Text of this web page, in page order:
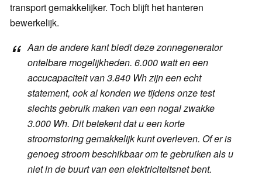
transport gemakkelijker. Toch blijft het hanteren
bewerkelijk.
Aan de andere kant biedt deze zonnegenerator
ontelbare mogelijkheden. 6.000 watt en een
accucapaciteit van 3.840 Wh zijn een echt
statement, ook al konden we tijdens onze test
slechts gebruik maken van een nogal zwakke
3.000 Wh. Dit betekent dat u een korte
stroomstoring gemakkelijk kunt overleven. Of er is
genoeg stroom beschikbaar om te gebruiken als u
niet in de buurt van een elektriciteitsnet bent.